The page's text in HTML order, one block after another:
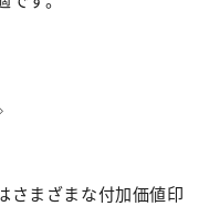
さまざまな付加価値印